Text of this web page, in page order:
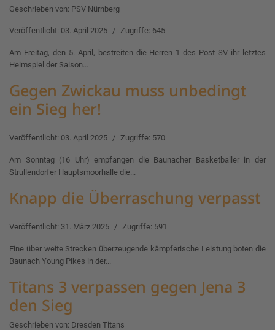
Geschrieben von: PSV Nürnberg
Veröffentlicht: 03. April 2025 Zugriffe: 645
Am Freitag, den 5. April, bestreiten die Herren 1 des Post SV ihr letztes
Heimspiel der Saison...
Gegen Zwickau muss unbedingt
ein Sieg her!
Veröffentlicht: 03. April 2025 Zugriffe: 570
Am Sonntag (16 Uhr) empfangen die Baunacher Basketballer in der
Strullendorfer Hauptsmoorhalle die...
Knapp die Überraschung verpasst
Veröffentlicht: 31. März 2025 Zugriffe: 591
Eine über weite Strecken überzeugende kämpferische Leistung boten die
Baunach Young Pikes in der...
Titans 3 verpassen gegen Jena 3
den Sieg
Geschrieben von: Dresden Titans